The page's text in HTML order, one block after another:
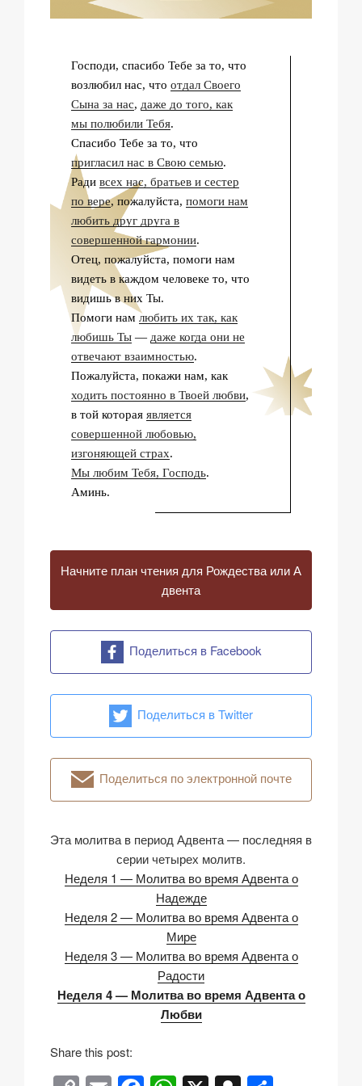
Господи, спасибо Тебе за то, что
возлюбил нас, что отдал Своего
Сына за нас, даже до того, как
мы полюбили Тебя.
Спасибо Тебе за то, что
пригласил нас в Свою семью.
Ради всех нас, братьев и сестер
по вере, пожалуйста, помоги нам
любить друг друга в
совершенной гармонии.
Отец, пожалуйста, помоги нам
видеть в каждом человеке то, что
видишь в них Ты.
Помоги нам любить их так, как
любишь Ты— даже когда они не
отвечают взаимностью.
Пожалуйста, покажи нам, как
ходить постоянно в Твоей любви,
в той которая является
совершенной любовью,
изгоняющей страх.
Мы любим Тебя, Господь.
Аминь.
Начните план чтения для Рождества или А
двента
Поделиться в Facebook
Поделиться в Twitter
Поделиться по электронной почте
Эта молитва в период Адвента — последняя в
серии четырех молитв.
Неделя 1 — Молитва во время Адвента о
Надежде
Неделя 2 — Молитва во время Адвента о
Мире
Неделя 3 — Молитва во время Адвента о
Радости
Неделя 4 — Молитва во время Адвента о
Любви
Share this post: